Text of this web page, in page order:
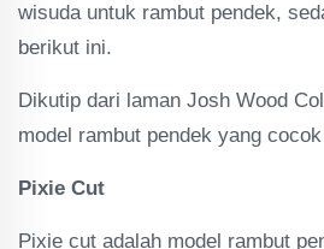
wisuda untuk rambut pendek,
berikut ini.
Dikutip dari laman Josh Wood
model rambut pendek yang
Pixie Cut
Pixie cut adalah model rambut